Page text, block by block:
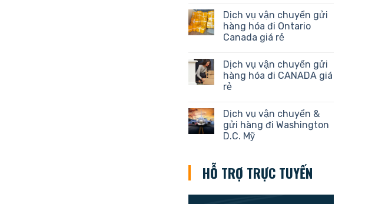
Dịch vụ vận chuyển gửi
hàng hóa đi Ontario
Canada giá rẻ
Dịch vụ vận chuyển gửi
hàng hóa đi CANADA giá
rẻ
Dịch vụ vận chuyển &
gửi hàng đi Washington
D.C. Mỹ
HỖ TRỢ TRỰC TUYẾN